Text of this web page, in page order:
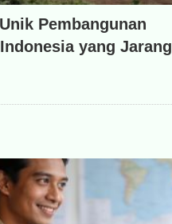
Pembangunan
yang Jarang